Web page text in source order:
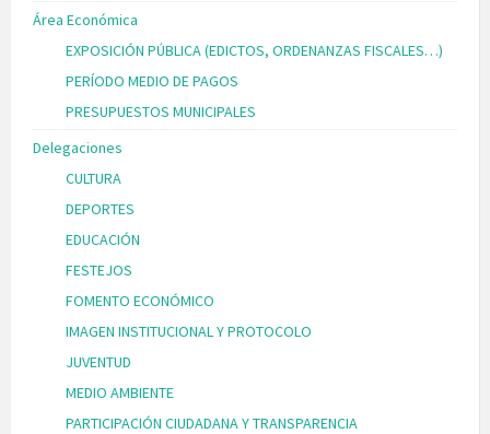
Área Económica
EXPOSICIÓN PÚBLICA (EDICTOS, ORDENANZAS FISCALES…)
PERÍODO MEDIO DE PAGOS
PRESUPUESTOS MUNICIPALES
Delegaciones
CULTURA
DEPORTES
EDUCACIÓN
FESTEJOS
FOMENTO ECONÓMICO
IMAGEN INSTITUCIONAL Y PROTOCOLO
JUVENTUD
MEDIO AMBIENTE
PARTICIPACIÓN CIUDADANA Y TRANSPARENCIA